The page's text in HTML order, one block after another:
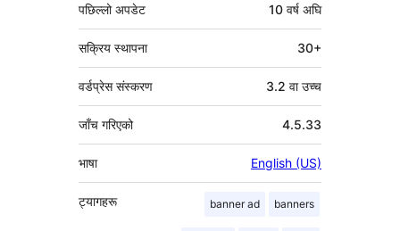
पछिल्लो अपडेट 10 वर्ष अघि
सक्रिय स्थापना 30+
वर्डप्रेस संस्करण 3.2 वा उच्च
जाँच गरिएको 4.5.33
भाषा English (US)
ट्यागहरू banner ad banners